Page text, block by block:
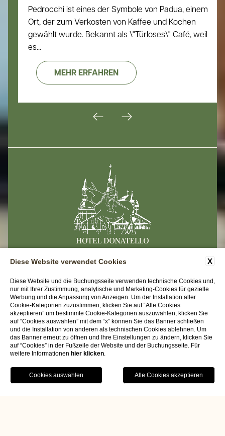
BUCHEN
Pedrocchi ist eines der Symbole von Padua, einem
Ort, der zum Verkosten von Kaffee und Kochen
gewählt wurde. Bekannt als \"Türloses\" Café, weil
es...
MEHR ERFAHREN
KONTAKTE FIRMENDATEN
PRIVACY
ACCESSIBILITY
Hotel Donatello
Via Del Santo 104 | 35123 Padova (PD)
Tel.+39 049 8750634
P.iva 04465210278
CIN IT028060A1HS378WQR
X
Diese Website verwendet Cookies
Diese Website und die Buchungsseite verwenden technische Cookies und,
nur mit Ihrer Zustimmung, analytische und Marketing-Cookies für gezielte
Werbung und die Anpassung von Anzeigen. Um der Installation aller
Cookie-Kategorien zuzustimmen, klicken Sie auf “Alle Cookies
akzeptieren” um bestimmte Cookie-Kategorien auszuwählen, klicken Sie
auf “Cookies auswählen” mit dem “x” können Sie das Banner schließen
und die Installation von anderen als technischen Cookies ablehnen. Um
das Banner erneut zu öffnen und Ihre Einstellungen zu ändern, klicken Sie
auf “Cookies” in der Fußzeile der Website und der Buchungsseite. Für
weitere Informationen hier klicken.